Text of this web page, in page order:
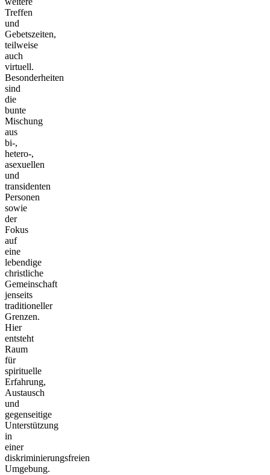
Treffen
und
Gebetszeiten,
teilweise
auch
virtuell.
Besonderheiten
sind
die
bunte
Mischung
aus
bi-,
hetero-,
asexuellen
und
transidenten
Personen
sowie
der
Fokus
auf
eine
lebendige
christliche
Gemeinschaft
jenseits
traditioneller
Grenzen.
Hier
entsteht
Raum
für
spirituelle
Erfahrung,
Austausch
und
gegenseitige
Unterstützung
in
einer
diskriminierungsfreien
Umgebung.